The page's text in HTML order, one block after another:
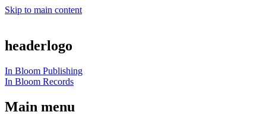
Skip to main content
headerlogo
In Bloom Publishing
In Bloom Records
Main menu